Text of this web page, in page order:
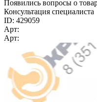
Появились вопросы о
Консультация специалиста
ID: 429059
Арт:
Арт: